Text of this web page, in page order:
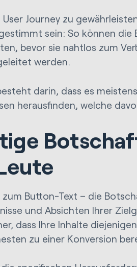
Journey zu
sein: So können die
bevor sie nahtlos zum
werden.
darin, dass es
herausfinden, welche
Button-Text – die
und Absichten Ihrer
dass Ihre Inhalte
zu einer Konversion